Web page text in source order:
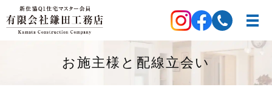
お施主様と配線立会い